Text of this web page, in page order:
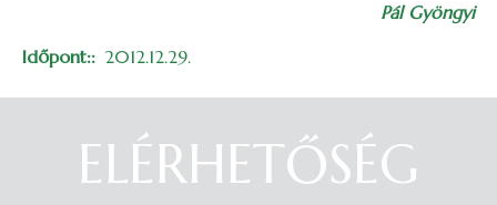
Pál Gyöngyi
Időpont:
2012.12.29.
ELÉRHETŐSÉG